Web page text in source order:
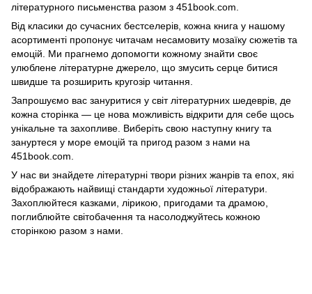
літературного письменства разом з 451book.com.
Від класики до сучасних бестселерів, кожна книга у нашому
асортименті пропонує читачам несамовиту мозаїку сюжетів та
емоцій. Ми прагнемо допомогти кожному знайти своє
улюблене літературне джерело, що змусить серце битися
швидше та розширить кругозір читання.
Запрошуємо вас зануритися у світ літературних шедеврів, де
кожна сторінка — це нова можливість відкрити для себе щось
унікальне та захопливе. Виберіть свою наступну книгу та
зануртеся у море емоцій та пригод разом з нами на
451book.com.
У нас ви знайдете літературні твори різних жанрів та епох, які
відображають найвищі стандарти художньої літератури.
Захоплюйтеся казками, лірикою, пригодами та драмою,
поглиблюйте світобачення та насолоджуйтесь кожною
сторінкою разом з нами.